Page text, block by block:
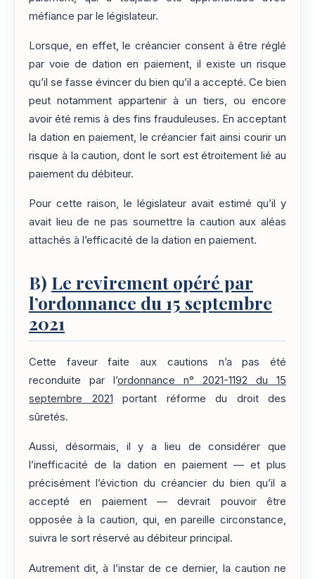
méfiance par le législateur.
Lorsque, en effet, le créancier consent à être réglé
par voie de dation en paiement, il existe un risque
qu’il se fasse évincer du bien qu’il a accepté. Ce bien
peut notamment appartenir à un tiers, ou encore
avoir été remis à des fins frauduleuses. En acceptant
la dation en paiement, le créancier fait ainsi courir un
risque à la caution, dont le sort est étroitement lié au
paiement du débiteur.
Pour cette raison, le législateur avait estimé qu’il y
avait lieu de ne pas soumettre la caution aux aléas
attachés à l’efficacité de la dation en paiement.
B) Le revirement opéré par
l’ordonnance du 15 septembre
2021
Cette faveur faite aux cautions n’a pas été
reconduite par l’ordonnance n° 2021-1192 du 15
septembre 2021 portant réforme du droit des
sûretés.
Aussi, désormais, il y a lieu de considérer que
l’inefficacité de la dation en paiement — et plus
précisément l’éviction du créancier du bien qu’il a
accepté en paiement — devrait pouvoir être
opposée à la caution, qui, en pareille circonstance,
suivra le sort réservé au débiteur principal.
Autrement dit, à l’instar de ce dernier, la caution ne